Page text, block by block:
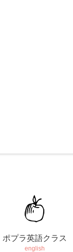
ポプラ英語クラス